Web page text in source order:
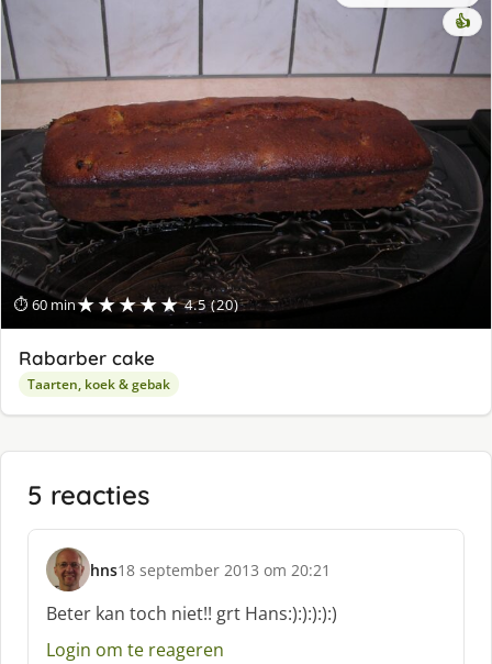
⏱ 60 min★★★★★ 4.5 (20)
👍
Rabarber cake
Taarten, koek & gebak
5 reacties
hns
s
c
h
r
18 september 2013 om 20:21
Beter kan toch niet!! grt Hans:):):):):)
Login om te reageren